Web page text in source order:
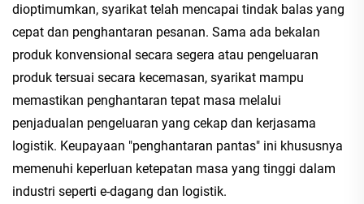
dioptimumkan, syarikat telah mencapai tindak balas yang
cepat dan penghantaran pesanan. Sama ada bekalan
produk konvensional secara segera atau pengeluaran
produk tersuai secara kecemasan, syarikat mampu
memastikan penghantaran tepat masa melalui
penjadualan pengeluaran yang cekap dan kerjasama
logistik. Keupayaan "penghantaran pantas" ini khususnya
memenuhi keperluan ketepatan masa yang tinggi dalam
industri seperti e-dagang dan logistik.